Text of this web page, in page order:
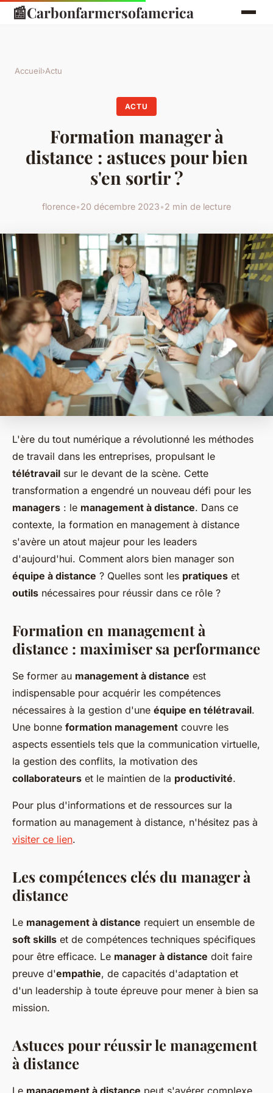
📰Carbonfarmersofamerica
Accueil›Actu
ACTU
Formation manager à
distance : astuces pour bien
s'en sortir ?
florence•20 décembre 2023•2 min de lecture
L'ère du tout numérique a révolutionné les méthodes
de travail dans les entreprises, propulsant le
télétravail sur le devant de la scène. Cette
transformation a engendré un nouveau défi pour les
managers : le management à distance. Dans ce
contexte, la formation en management à distance
s'avère un atout majeur pour les leaders
d'aujourd'hui. Comment alors bien manager son
équipe à distance ? Quelles sont les pratiques et
outils nécessaires pour réussir dans ce rôle ?
Formation en management à
distance : maximiser sa performance
Se former au management à distance est
indispensable pour acquérir les compétences
nécessaires à la gestion d'une équipe en télétravail.
Une bonne formation management couvre les
aspects essentiels tels que la communication virtuelle,
la gestion des conflits, la motivation des
collaborateurs et le maintien de la productivité.
Pour plus d'informations et de ressources sur la
formation au management à distance, n'hésitez pas à
visiter ce lien.
Les compétences clés du manager à
distance
Le management à distance requiert un ensemble de
soft skills et de compétences techniques spécifiques
pour être efficace. Le manager à distance doit faire
preuve d'empathie, de capacités d'adaptation et
d'un leadership à toute épreuve pour mener à bien sa
mission.
Astuces pour réussir le management
à distance